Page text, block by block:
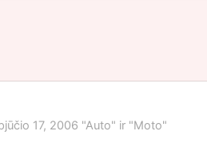
17, 2006 "Auto" ir "Moto"